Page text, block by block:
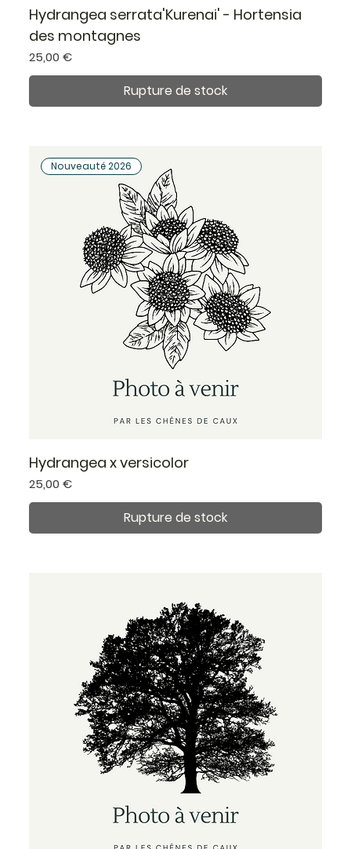
Hydrangea serrata'Kurenai' - Hortensia
des montagnes
Prix
25,00 €
Rupture de stock
Nouveauté 2026
Hydrangea x versicolor
Prix
25,00 €
Rupture de stock